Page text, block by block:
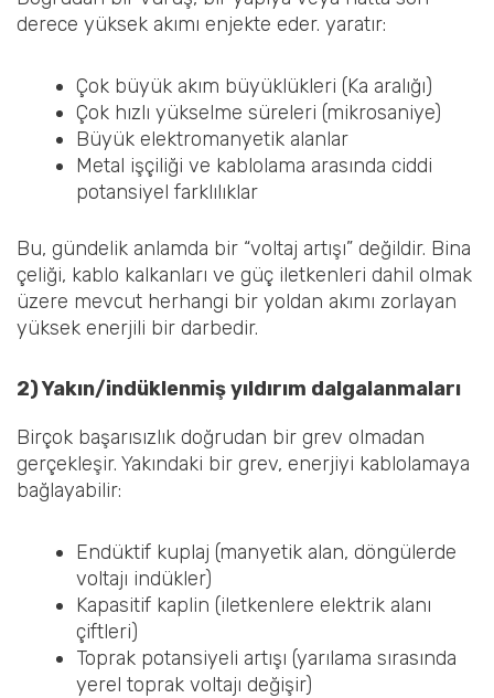
derece yüksek akımı enjekte eder. yaratır:
Çok büyük akım büyüklükleri (Ka aralığı)
Çok hızlı yükselme süreleri (mikrosaniye)
Büyük elektromanyetik alanlar
Metal işçiliği ve kablolama arasında ciddi
potansiyel farklılıklar
Bu, gündelik anlamda bir “voltaj artışı” değildir. Bina
çeliği, kablo kalkanları ve güç iletkenleri dahil olmak
üzere mevcut herhangi bir yoldan akımı zorlayan
yüksek enerjili bir darbedir.
2) Yakın/indüklenmiş yıldırım dalgalanmaları
Birçok başarısızlık doğrudan bir grev olmadan
gerçekleşir. Yakındaki bir grev, enerjiyi kablolamaya
bağlayabilir:
Endüktif kuplaj (manyetik alan, döngülerde
voltajı indükler)
Kapasitif kaplin (iletkenlere elektrik alanı
çiftleri)
Toprak potansiyeli artışı (yarılama sırasında
yerel toprak voltajı değişir)